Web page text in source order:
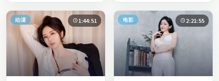
动漫 1:44:51 电影 2:21:55